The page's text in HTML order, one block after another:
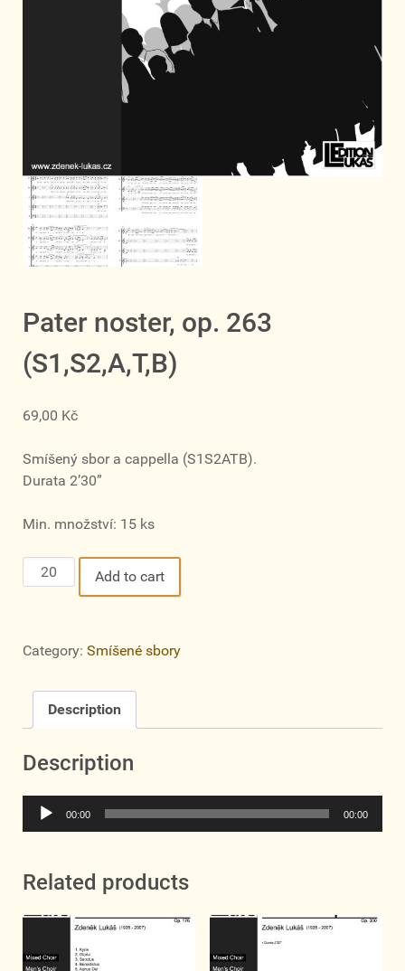
Pater noster, op. 263
(S1,S2,A,T,B)
69,00 Kč
Smíšený sbor a cappella (S1S2ATB).
Durata 2’30”
Min. množství: 15 ks
Pater
noster,
(S1,S2,A,T,B)
Add to cart
Category: Smíšené sbory
Description
Description
Audio
00:00 00:00
Related products